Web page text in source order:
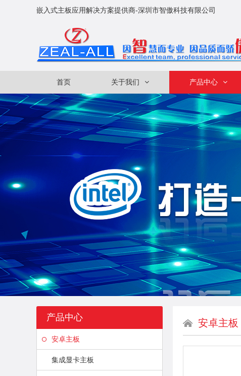
嵌入式主板应用解决方案提供商-深圳市智傲科技有限公司
首页 关于我们 产品中心
产品中心
安卓主板
集成显卡主板
安卓主板